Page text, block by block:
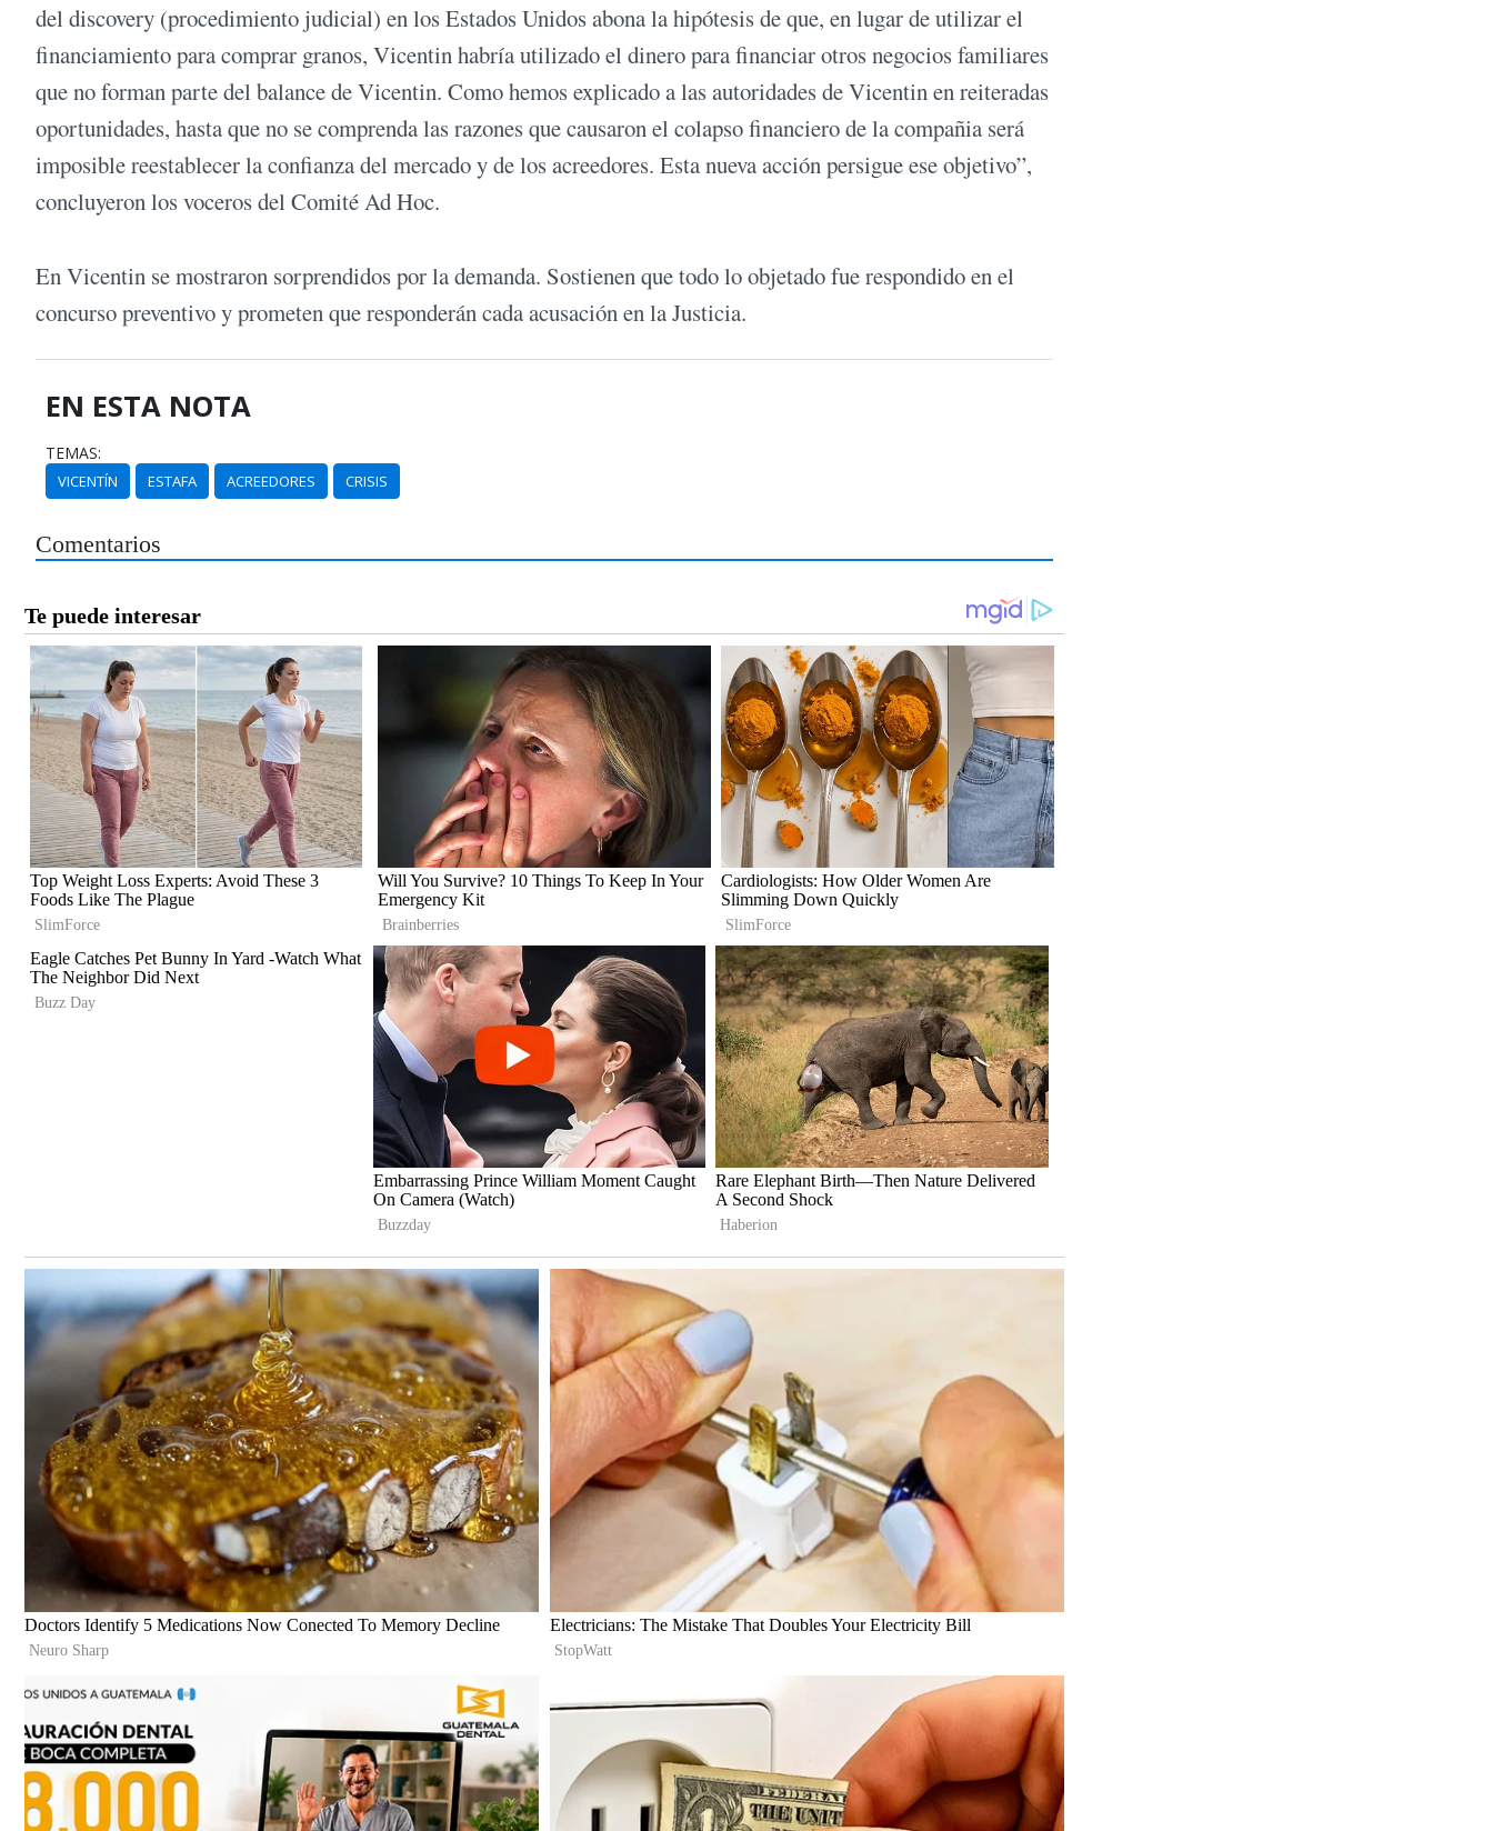
del discovery (procedimiento judicial) en los Estados Unidos abona la hipótesis de que, en lugar de utilizar el
financiamiento para comprar granos, Vicentin habría utilizado el dinero para financiar otros negocios familiares
que no forman parte del balance de Vicentin. Como hemos explicado a las autoridades de Vicentin en reiteradas
oportunidades, hasta que no se comprenda las razones que causaron el colapso financiero de la compañia será
imposible reestablecer la confianza del mercado y de los acreedores. Esta nueva acción persigue ese objetivo”,
concluyeron los voceros del Comité Ad Hoc.
En Vicentin se mostraron sorprendidos por la demanda. Sostienen que todo lo objetado fue respondido en el
concurso preventivo y prometen que responderán cada acusación en la Justicia.
EN ESTA NOTA
TEMAS:
VICENTÍN ESTAFA ACREEDORES CRISIS
Comentarios